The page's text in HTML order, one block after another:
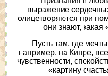
выражение
олицетворяются при
они знают, какая
Пусть там, где
например, на Кипре,
чувственности,
«картину